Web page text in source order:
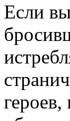
Если